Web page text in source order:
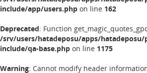
include/app/users.php on line 162
Deprecated: Function
/srv/users/hatadeposu/apps/hatadeposu/
include/qa-base.php on line 1175
Warning: Cannot modify header